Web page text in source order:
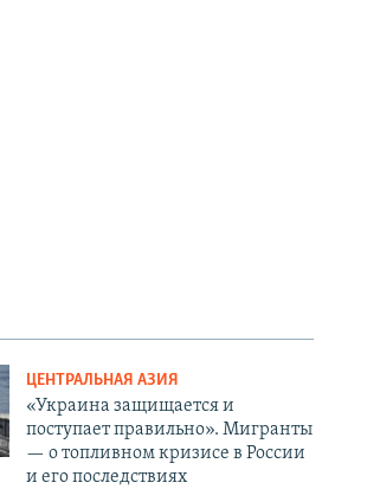
ЦЕНТРАЛЬНАЯ АЗИЯ
«Украина защищается и
поступает правильно». Мигранты
— о топливном кризисе в России
и его последствиях